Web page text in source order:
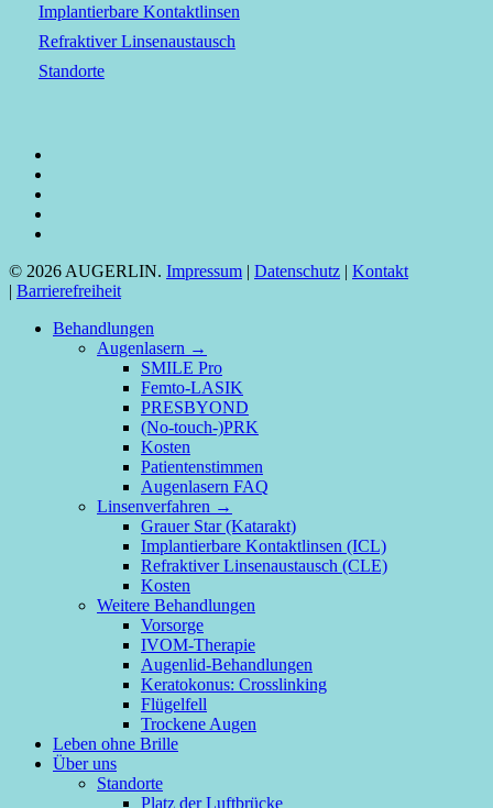
Implantierbare Kontaktlinsen
Refraktiver Linsenaustausch
Standorte
© 2026 AUGERLIN. Impressum | Datenschutz | Kontakt
| Barrierefreiheit
Close
Behandlungen
Augenlasern →
SMILE Pro
Femto-LASIK
PRESBYOND
(No-touch-)PRK
Kosten
Patientenstimmen
Augenlasern FAQ
Linsenverfahren →
Grauer Star (Katarakt)
Implantierbare Kontaktlinsen (ICL)
Refraktiver Linsenaustausch (CLE)
Kosten
Weitere Behandlungen
Vorsorge
IVOM-Therapie
Augenlid-Behandlungen
Keratokonus: Crosslinking
Flügelfell
Trockene Augen
Leben ohne Brille
Über uns
Standorte
Platz der Luftbrücke